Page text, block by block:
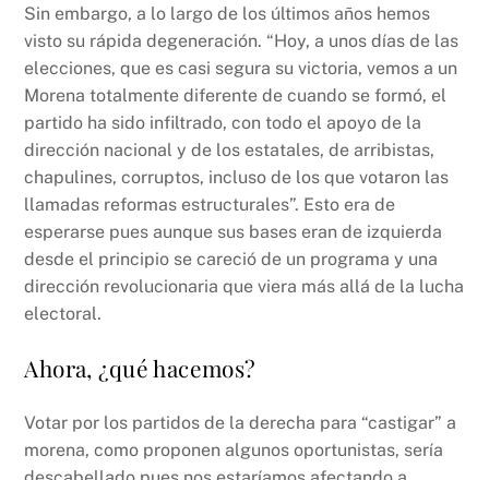
Sin embargo, a lo largo de los últimos años hemos
visto su rápida degeneración. “Hoy, a unos días de las
elecciones, que es casi segura su victoria, vemos a un
Morena totalmente diferente de cuando se formó, el
partido ha sido infiltrado, con todo el apoyo de la
dirección nacional y de los estatales, de arribistas,
chapulines, corruptos, incluso de los que votaron las
llamadas reformas estructurales”. Esto era de
esperarse pues aunque sus bases eran de izquierda
desde el principio se careció de un programa y una
dirección revolucionaria que viera más allá de la lucha
electoral.
Ahora, ¿qué hacemos?
Votar por los partidos de la derecha para “castigar” a
morena, como proponen algunos oportunistas, sería